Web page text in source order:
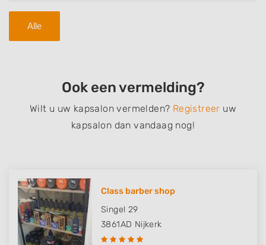
Alle
Ook een vermelding?
Wilt u uw kapsalon vermelden? Registreer uw
kapsalon dan vandaag nog!
Class barber shop
Singel 29
3861AD Nijkerk